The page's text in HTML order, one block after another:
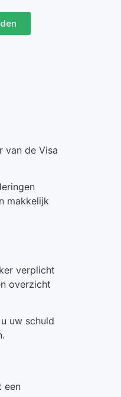
van de Visa
makkelijk
verplicht
overzicht
uw schuld
een